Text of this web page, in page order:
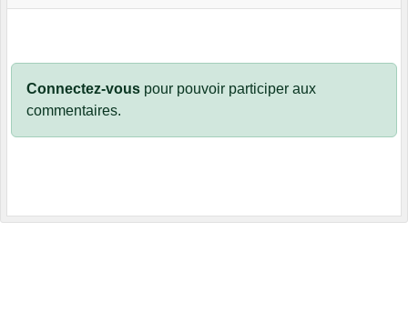
Connectez-vous pour pouvoir participer aux
commentaires.